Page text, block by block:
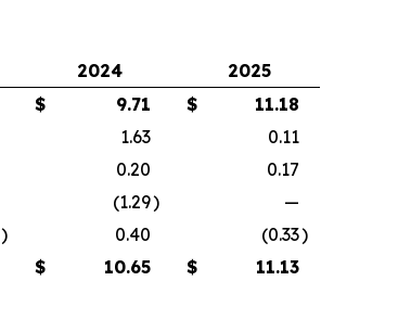
2024
2025
$ 9.71 $
11.18
1.63
0.11
0.20
0.17
(1.29)
—
) 0.40 (0.33)
$ 10.65 $ 11.13